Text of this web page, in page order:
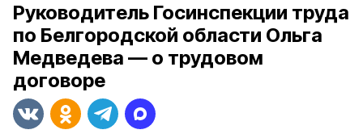
Руководитель Госинспекции труда
по Белгородской области Ольга
Медведева — о трудовом
договоре